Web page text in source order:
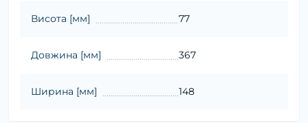
Висота [мм] 77
Довжина [мм] 367
Ширина [мм] 148